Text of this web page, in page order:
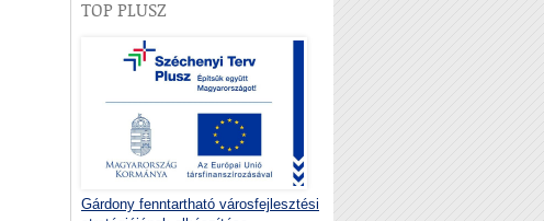
TOP PLUSZ
Gárdony fenntartható városfejlesztési